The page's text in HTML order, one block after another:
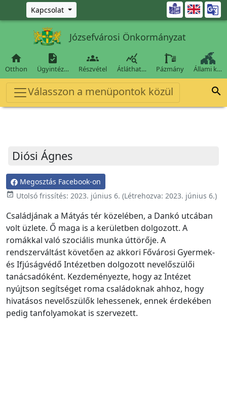
Ugrás a fő tartalomra
Kapcsolat 
Józsefvárosi Önkormányzat

Otthon

Ügyintéz…

Részvétel

Átláthat… Pázmány Állami k…
Válasszon a menüpontok közül 
Diósi Ágnes
Megosztás Facebook-on
event_available Utolsó frissítés: 2023. június 6. (Létrehozva: 2023. június 6.)
Családjának a Mátyás tér közelében, a Dankó utcában
volt üzlete. Ő maga is a kerületben dolgozott. A
romákkal való szociális munka úttörője. A
rendszerváltást követően az akkori Fővárosi Gyermek-
és Ifjúságvédő Intézetben dolgozott nevelőszülői
tanácsadóként. Kezdeményezte, hogy az Intézet
nyújtson segítséget roma családoknak ahhoz, hogy
hivatásos nevelőszülők lehessenek, ennek érdekében
pedig tanfolyamokat is szervezett.